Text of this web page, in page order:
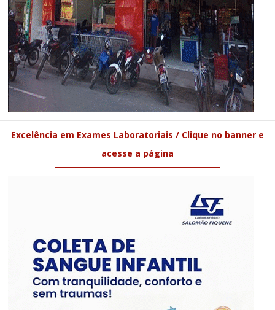
Excelência em Exames Laboratoriais / Clique no banner e
acesse a página